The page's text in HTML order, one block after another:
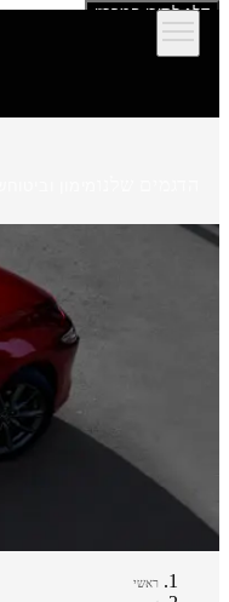
דלג לתוכן המרכזי
ראשי